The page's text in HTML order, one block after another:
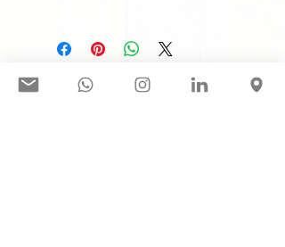
Síguenos en nuestras redes